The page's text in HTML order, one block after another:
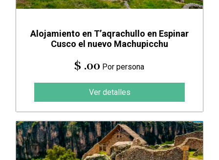
Alojamiento en T’aqrachullo en Espinar
Cusco el nuevo Machupicchu
$ .00 Por persona
Ver detalles